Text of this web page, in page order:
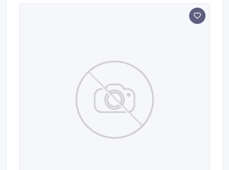
оборудования производительностью 62 блока/сутки